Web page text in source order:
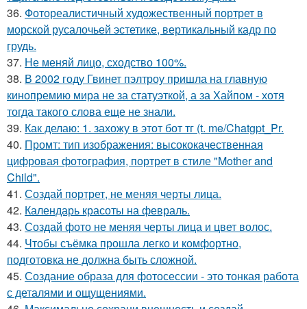
36. Фотореалистичный художественный портрет в
морской русалочьей эстетике, вертикальный кадр по
грудь.
37. Не меняй лицо, сходство 100%.
38. В 2002 году Гвинет пэлтроу пришла на главную
кинопремию мира не за статуэткой, а за Хайпом - хотя
тогда такого слова еще не знали.
39. Как делаю: 1. захожу в этот бот тг (t. me/Chatgpt_Pr.
40. Промт: тип изображения: высококачественная
цифровая фотография, портрет в стиле "Mother and
Child".
41. Создай портрет, не меняя черты лица.
42. Календарь красоты на февраль.
43. Создай фото не меняя черты лица и цвет волос.
44. Чтобы съёмка прошла легко и комфортно,
подготовка не должна быть сложной.
45. Создание образа для фотосессии - это тонкая работа
с деталями и ощущениями.